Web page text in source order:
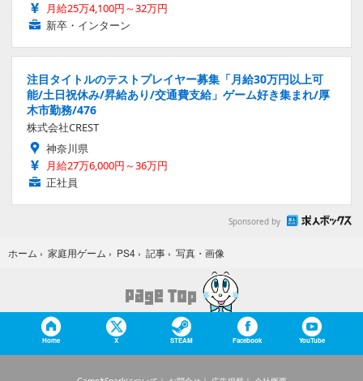
月給25万4,100円～32万円
新卒・インターン
注目タイトルのテストプレイヤー募集「月給30万円以上可
能/土日祝休み/昇給あり/交通費支給」ゲーム好き集まれ/厚
木市勤務/476
株式会社CREST
神奈川県
月給27万6,000円～36万円
正社員
Sponsored by
ホーム › 家庭用ゲーム › PS4 › 記事 › 写真・画像
Home X STEAM Facebook YouTube